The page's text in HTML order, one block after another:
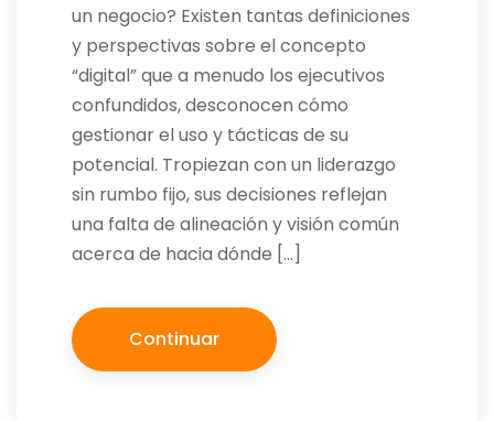
un negocio? Existen tantas definiciones
y perspectivas sobre el concepto
“digital” que a menudo los ejecutivos
confundidos, desconocen cómo
gestionar el uso y tácticas de su
potencial. Tropiezan con un liderazgo
sin rumbo fijo, sus decisiones reflejan
una falta de alineación y visión común
acerca de hacia dónde […]
Continuar